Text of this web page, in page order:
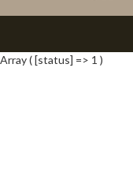
Array ( [status] => 1 )